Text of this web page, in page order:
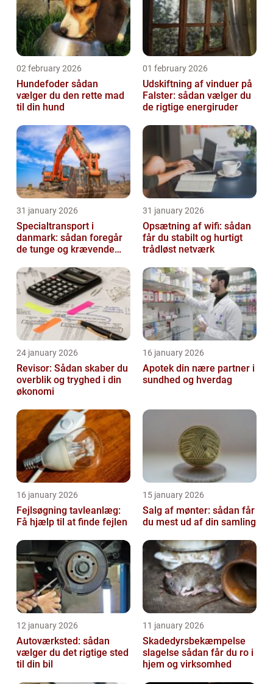
02 february 2026
Hundefoder sådan
vælger du den rette mad
til din hund
01 february 2026
Udskiftning af vinduer på
Falster: sådan vælger du
de rigtige energiruder
31 january 2026
Specialtransport i
danmark: sådan foregår
de tunge og krævende
31 january 2026
Opsætning af wifi: sådan
får du stabilt og hurtigt
trådløst netværk
24 january 2026
Revisor: Sådan skaber du
overblik og tryghed i din
økonomi
16 january 2026
Apotek din nære partner i
sundhed og hverdag
16 january 2026
Fejlsøgning tavleanlæg:
Få hjælp til at finde fejlen
15 january 2026
Salg af mønter: sådan får
du mest ud af din samling
12 january 2026
Autoværksted: sådan
vælger du det rigtige sted
til din bil
11 january 2026
Skadedyrsbekæmpelse
slagelse sådan får du ro i
hjem og virksomhed